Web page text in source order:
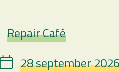
Repair Café
Repair Café
Date 28 september